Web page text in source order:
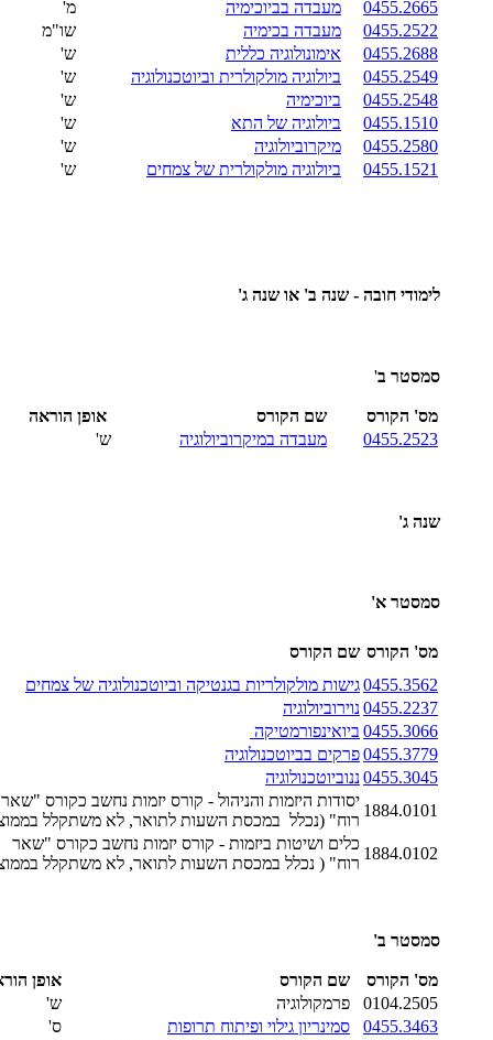
0455.2665 מעבדה בביוכימיה
מ'
0455.2522
מעבדה בכימיה
שו"מ
0455.2688
אימונולוגיה כללית
ש'
0455.2549
ביולוגיה מולקולרית וביוטכנולוגיה
ש'
0455.2548
ביוכימיה
ש'
0455.1510
ביולוגיה של התא
ש'
0455.2580
מיקרוביולוגיה
ש'
0455.1521
ביולוגיה מולקולרית של צמחים ש'
לימודי חובה - שנה ב' או שנה ג'
סמסטר ב'
מס' הקורס שם הקורס
אופן הוראה
0455.2523
מעבדה במיקרוביולוגיה ש'
שנה ג'
סמסטר א'
מס' הקורס שם הקורס
0455.3562גישות מולקולריות בגנטיקה וביוטכנולוגיה של צמחים
0455.2237נוירוביולוגיה
0455.3066 ביואינפורמטיקה
0455.3779פרקים בביוטכנולוגיה
0455.3045ננוביוטכנולוגיה
1884.0101
יסודות היזמות והניהול - קורס יזמות נחשב כקורס "שאר
רוח" (נכלל במכסת השעות לתואר, לא משתקלל
1884.0102
כלים ושיטות ביזמות - קורס יזמות נחשב כקורס "שאר
רוח" ( נכלל במכסת השעות לתואר, לא משתקלל
סמסטר ב'
מס' הקורס שם הקורס
אופן
0104.2505
פרמקולוגיה
ש'
0455.3463
סמינריון גילוי ופיתוח תרופות
ס'